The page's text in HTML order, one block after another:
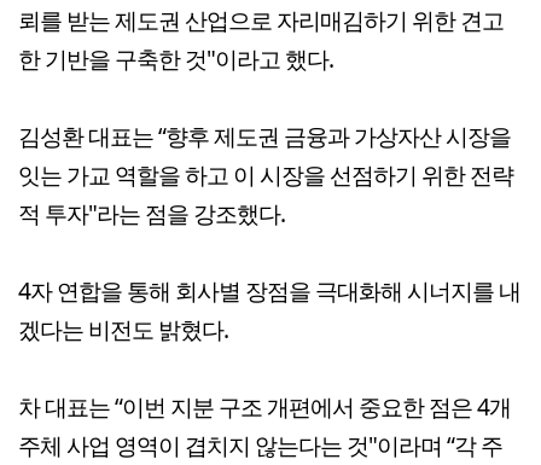
뢰를 받는 제도권 산업으로 자리매김하기 위한 견고
한 기반을 구축한 것"이라고 했다.
김성환 대표는 “향후 제도권 금융과 가상자산 시장을
잇는 가교 역할을 하고 이 시장을 선점하기 위한 전략
적 투자"라는 점을 강조했다.
4자 연합을 통해 회사별 장점을 극대화해 시너지를 내
겠다는 비전도 밝혔다.
차 대표는 “이번 지분 구조 개편에서 중요한 점은 4개
주체 사업 영역이 겹치지 않는다는 것"이라며 “각 주